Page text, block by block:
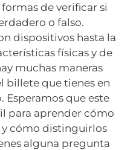
de verificar si
o falso.
dispositivos hasta la
físicas y de
muchas maneras
billete que tienes en
Esperamos que este
para aprender cómo
cómo distinguirlos
alguna pregunta